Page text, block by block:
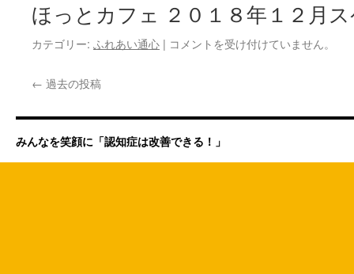
ら
は
ほっとカフェ ２０１８年１２月
カテゴリー: ふれあい通心 | １
ジ
ュ
コメントを受け付けていません。
← 過去の投稿
みんなを笑顔に「認知症は改善できる！」